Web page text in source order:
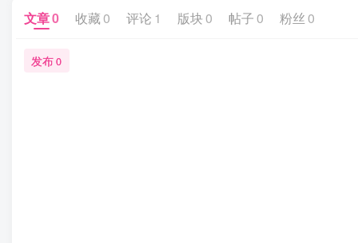
文章0 收藏 0 评论 1 版块 0 帖子 0 粉丝 0
发布0